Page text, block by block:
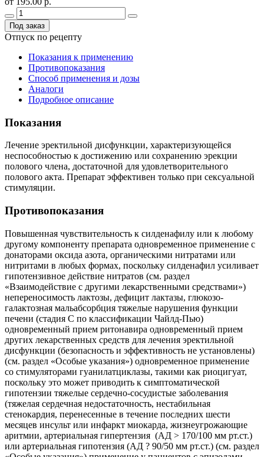
Под заказ
Отпуск по рецепту
Показания к применению
Противопоказания
Способ применения и дозы
Аналоги
Подробное описание
Показания
Лечение эректильной дисфункции, характеризующейся
неспособностью к достижению или сохранению эрекции
полового члена, достаточной для удовлетворительного
полового акта. Препарат эффективен только при сексуальной
стимуляции.
Противопоказания
Повышенная чувствительность к силденафилу или к любому
другому компоненту препарата одновременное применение с
донаторами оксида азота, органическими нитратами или
нитритами в любых формах, поскольку силденафил усиливает
гипотензивное действие нитратов (см. раздел
«Взаимодействие с другими лекарственными средствами»)
непереносимость лактозы, дефицит лактазы, глюкозо-
галактозная мальабсорбция тяжелые нарушения функции
печени (стадия С по классификации Чайлд-Пью)
одновременный прием ритонавира одновременный прием
других лекарственных средств для лечения эректильной
дисфункции (безопасность и эффективность не установлены)
(см. раздел «Особые указания») одновременное применение
со стимуляторами гуанилатциклазы, такими как риоцигуат,
поскольку это может приводить к симптоматической
гипотензии тяжелые сердечно-сосудистые заболевания
(тяжелая сердечная недостаточность, нестабильная
стенокардия, перенесенные в течение последних шести
месяцев инсульт или инфаркт миокарда, жизнеугрожающие
аритмии, артериальная гипертензия (АД > 170/100 мм рт.ст.)
или артериальная гипотензия (АД ? 90/50 мм рт.ст.) (см. раздел